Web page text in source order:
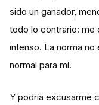
sido un ganador,
todo lo contrario: me
intenso. La norma no
normal para mí.
​Y podría excusarme